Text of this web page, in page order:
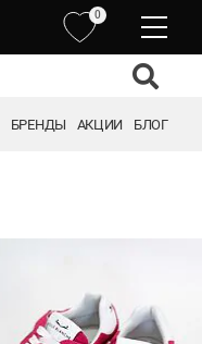
0
БРЕНДЫ АКЦИИ БЛОГ